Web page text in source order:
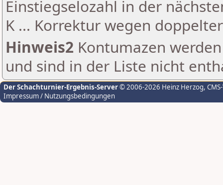
Einstiegselozahl in der
K ... Korrektur wegen
Hinweis2 Kontumazen
und sind in der Liste nicht
Der Schachturnier-Ergebnis-Server© 2006-2026 Heinz Herzog,
Impressum / Nutzungsbedingungen